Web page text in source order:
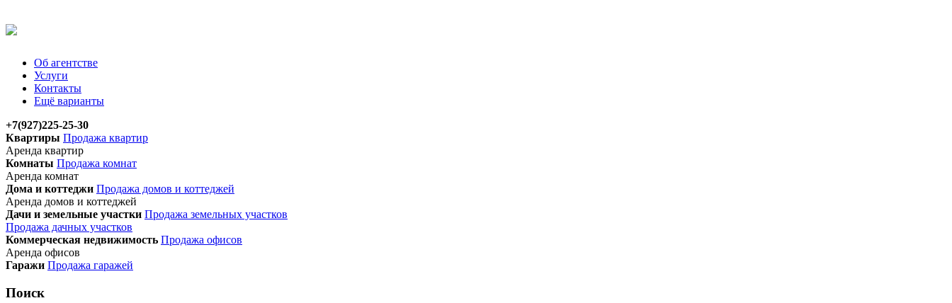
Об агентстве
Услуги
Контакты
Ещё варианты
+7(927)225-25-30
Квартиры Продажа квартир
Аренда квартир
Комнаты Продажа комнат
Аренда комнат
Дома и коттеджи Продажа домов и коттеджей
Аренда домов и коттеджей
Дачи и земельные участки Продажа земельных участков
Продажа дачных участков
Коммерческая недвижимость Продажа офисов
Аренда офисов
Гаражи Продажа гаражей
Поиск